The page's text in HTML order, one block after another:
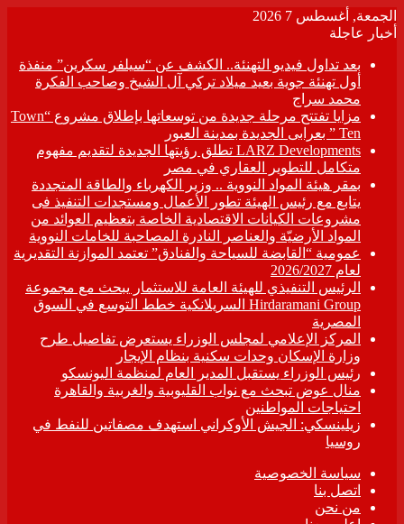
الجمعة, أغسطس 7 2026
أخبار عاجلة
بعد تداول فيديو التهنئة.. الكشف عن “سيلفر سكرين” منفذة
أول تهنئة جوية بعيد ميلاد تركي آل الشيخ وصاحب الفكرة
محمد سراج
مزايا تفتتح مرحلة جديدة من توسعاتها بإطلاق مشروع “Town
Ten ” بعرابى الجديدة بمدينة العبور
LARZ Developments تطلق رؤيتها الجديدة لتقديم مفهوم
متكامل للتطوير العقاري في مصر
بمقر هيئة المواد النووية .. وزير الكهرباء والطاقة المتجددة
يتابع مع رئيس الهيئة تطور الأعمال ومستجدات التنفيذ فى
مشروعات الكيانات الاقتصادية الخاصة بتعظيم العوائد من
المواد الأرضيّة والعناصر النادرة المصاحبة للخامات النووية
عمومية “القابضة للسياحة والفنادق” تعتمد الموازنة التقديرية
لعام 2026/2027
الرئيس التنفيذي للهيئة العامة للاستثمار يبحث مع مجموعة
Hirdaramani Group السريلانكية خطط التوسع في السوق
المصرية
المركز الإعلامي لمجلس الوزراء يستعرض تفاصيل طرح
وزارة الإسكان وحدات سكنية بنظام الإيجار
رئيس الوزراء يستقبل المدير العام لمنظمة اليونسكو
منال عوض تبحث مع نواب القليوبية والغربية والقاهرة
احتياجات المواطنين
زيلينسكي: الجيش الأوكراني استهدف مصفاتين للنفط في
روسيا
سياسة الخصوصية
اتصل بنا
من نحن